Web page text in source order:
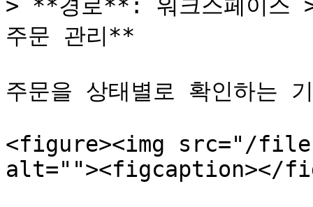
> **경로**: 워크스페이스
주문 관리**
주문을 상태별로 확인하는
<figure><img src="/files/
alt=""><figcaption></